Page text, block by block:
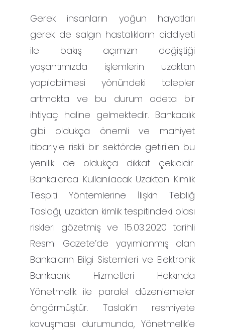
Gerek insanların yoğun hayatları
gerek de salgın hastalıkların ciddiyeti
ile bakış açımızın değiştiği
yaşantımızda işlemlerin uzaktan
yapılabilmesi yönündeki talepler
artmakta ve bu durum adeta bir
ihtiyaç haline gelmektedir. Bankacılık
gibi oldukça önemli ve mahiyet
itibariyle riskli bir sektörde getirilen bu
yenilik de oldukça dikkat çekicidir.
Bankalarca Kullanılacak Uzaktan Kimlik
Tespiti Yöntemlerine İlişkin Tebliğ
Taslağı, uzaktan kimlik tespitindeki olası
riskleri gözetmiş ve 15.03.2020 tarihli
Resmi Gazete’de yayımlanmış olan
Bankaların Bilgi Sistemleri ve Elektronik
Bankacılık Hizmetleri Hakkında
Yönetmelik ile paralel düzenlemeler
öngörmüştür. Taslak’ın resmiyete
kavuşması durumunda, Yönetmelik’e